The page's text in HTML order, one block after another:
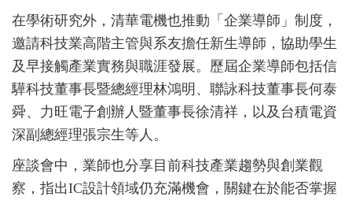
在學術研究外，清華電機也推動「企業導師」制度，
邀請科技業高階主管與系友擔任新生導師，協助學生
及早接觸產業實務與職涯發展。歷屆企業導師包括信
驊科技董事長暨總經理林鴻明、聯詠科技董事長何泰
舜、力旺電子創辦人暨董事長徐清祥，以及台積電資
深副總經理張宗生等人。
座談會中，業師也分享目前科技產業趨勢與創業觀
察，指出IC設計領域仍充滿機會，關鍵在於能否掌握